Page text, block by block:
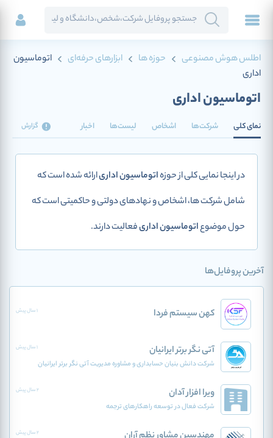
اطلس هوش مصنوعی حوزه ها ابزارهای حرفه‌ای
اتوماسیون
اداری
اتوماسیون اداری
نمای کلی شرکت‌ها اشخاص لیست‌ها اخبار گزارش
در اینجا نمایی کلی از حوزهاتوماسیون اداریارائه شده است که
شامل شرکت ها، اشخاص و نهادهای دولتی و حاکمیتی است که
حول موضوعاتوماسیون اداریفعالیت دارند.
آخرین پروفایل‌ها
کهن سیستم فردا 1 سال پیش
آتی نگر برتر ایرانیان 1 سال پیش
شرکت دانش بنیان حسابداری و مشاوره مدیریت آتی نگر برتر ایرانیان
ویرا افزار آدان 2 سال پیش
شرکت فعال در توسعه راهکارهای ترجمه
2 سال پیش